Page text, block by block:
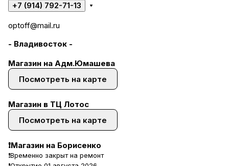
+7 (914) 792-71-13
optoff@mail.ru
- Владивосток -
Магазин на Адм.Юмашева
Посмотреть на карте
Магазин в ТЦ Лотос
Посмотреть на карте
❗Магазин на Борисенко
❗Временно закрыт на ремонт